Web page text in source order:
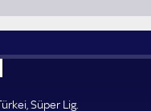
Süper Lig.